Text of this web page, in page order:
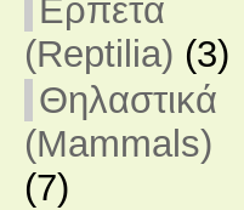
Ερπετά
(Reptilia) (3)
Θηλαστικά
(Mammals)
(7)